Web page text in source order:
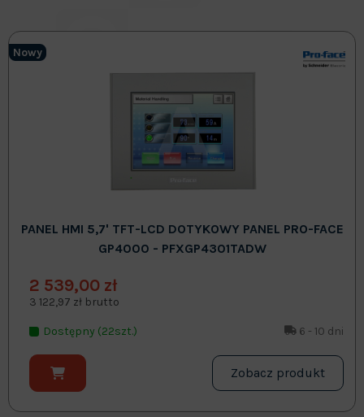
Nowy
PANEL HMI 5,7' TFT-LCD DOTYKOWY PANEL PRO-FACE
GP4000 - PFXGP4301TADW
2 539,00 zł
3 122,97 zł brutto
Dostępny (22szt.) 6 - 10 dni
Zobacz produkt